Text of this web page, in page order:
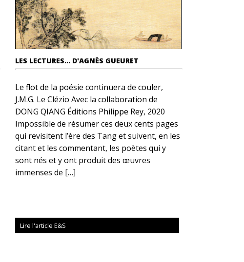
LES LECTURES... D'AGNÈS GUEURET
Le flot de la poésie continuera de couler,
J.M.G. Le Clézio Avec la collaboration de
DONG QIANG Éditions Philippe Rey, 2020
Impossible de résumer ces deux cents pages
qui revisitent l’ère des Tang et suivent, en les
citant et les commentant, les poètes qui y
sont nés et y ont produit des œuvres
immenses de […]
Lire l'article E&S